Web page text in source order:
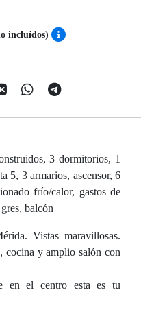
incluídos)
3 dormitorios, 1
5, 3 armarios, ascensor, 6
frío/calor, gastos de
balcón
Vistas maravillosas.
cocina y amplio salón con
en el centro esta es tu